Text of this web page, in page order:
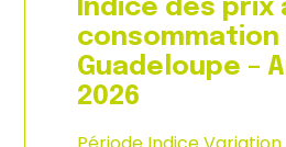
Indice des prix
consommation
Guadeloupe –
2026